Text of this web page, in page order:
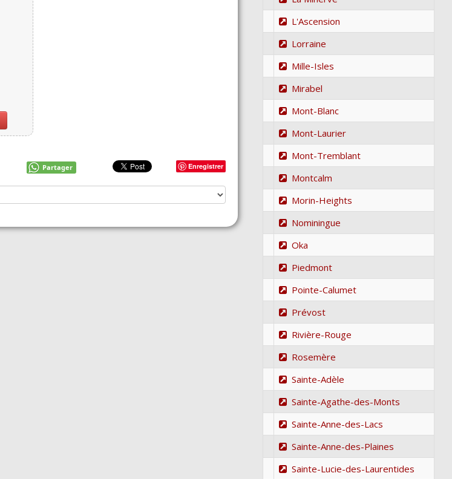
Enregistrer
Partager
L'Ascension
Lorraine
Mille-Isles
Mirabel
Mont-Blanc
Mont-Laurier
Mont-Tremblant
Montcalm
Morin-Heights
Nominingue
Oka
Piedmont
Pointe-Calumet
Prévost
Rivière-Rouge
Rosemère
Sainte-Adèle
Sainte-Agathe-des-Monts
Sainte-Anne-des-Lacs
Sainte-Anne-des-Plaines
Sainte-Lucie-des-Laurentides